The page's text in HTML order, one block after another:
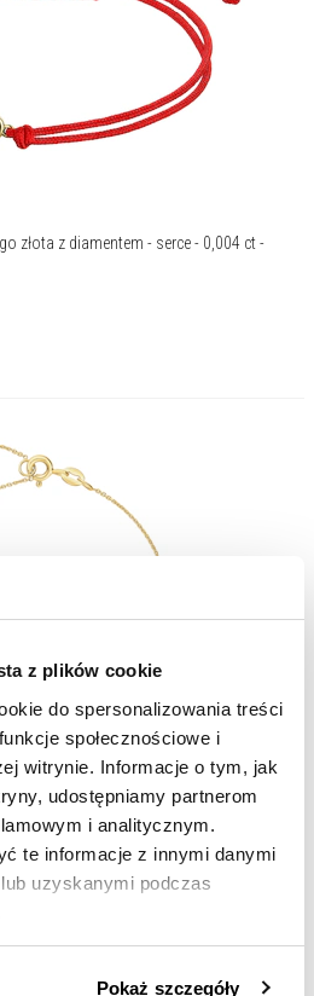
z plików cookie
do spersonalizowania treści
społecznościowe i
witrynie. Informacje o tym, jak
udostępniamy partnerom
i analitycznym.
te informacje z innymi danymi
uzyskanymi podczas
Pokaż szczegóły
złota z diamentem - serce - 0,004 ct -
- serce - 0,004 ct - próba 375